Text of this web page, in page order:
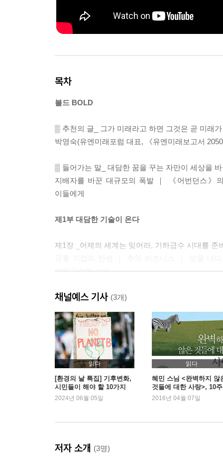
목차
볼드 BOLD
▒ 추천의 글_ 그가 미래라고 하면 그것은 곧 미래
박영숙(유엔미래포럼 대표, 《유엔미래보고서
▒ 들어가는 말_ 대담한 꿈을 꾸는 자만이 세상을
지배자를 바꾼 대규모의 폭발 ｜ 《어번던스》
이들에게
제1부 대담한 기술이 온다
제1장 _어제의 세계는 잊어라, 기하급수 시대를 준
기하급수의 시대
제2장_ 대담한 비즈니스 기회를 발견하는 법
흔들리지 않는 비전과 미래를 보는 눈 ｜ 지금 알
메이드 인 스페이스: 우주에 본사를 둔 회사 ｜ 원
제3장_ 5대 유망 기술
기하급수적 환경의 도래 ｜ 네트워크와 센서:
전문가 ｜ 로봇공학: 새롭게 부상하는 노동력 ｜
제2부 대담하게 생각하라
구글은 어떻게 스컹크 워크스를 활용하는가 ｜
채널예스 기사 (3개)
읽다
[환경의 날 특집] 기후변화,
시민들이 해야 할 10가지
2024년 06월 05일
읽다
혜민 스님 <완벽하지 않
것들에 대한 사랑>, 10
속 1위
2016년 04월 07일
저자 소개 (3명)